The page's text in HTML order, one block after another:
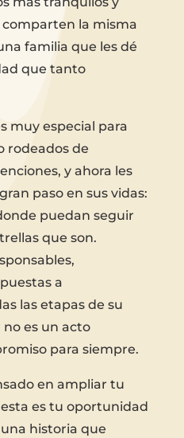
la misma
familia que les dé
que tanto
muy especial para
rodeados de
y ahora les
paso en sus vidas:
puedan seguir
que son.
a
las etapas de su
es un acto
para siempre.
en ampliar tu
es tu oportunidad
historia que